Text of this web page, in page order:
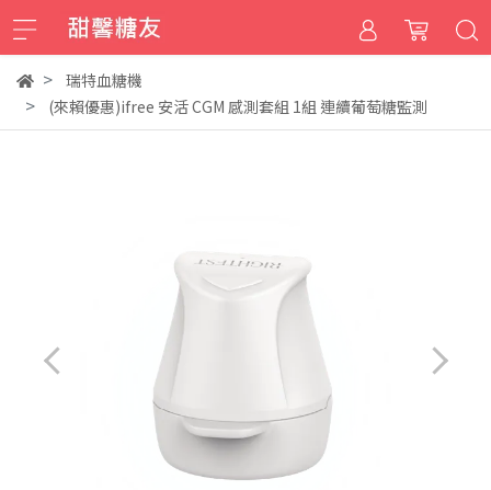
瑞特血糖機
(來賴優惠)ifree 安活 CGM 感測套組 1組 連續葡萄糖監測